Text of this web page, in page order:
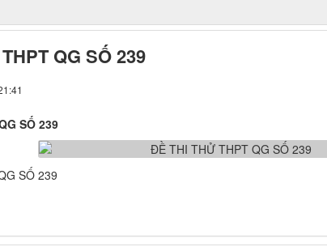
QG SỐ 239
SỐ 239
SỐ 239